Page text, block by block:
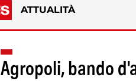
ATTUALITÀ
Agropoli, bando